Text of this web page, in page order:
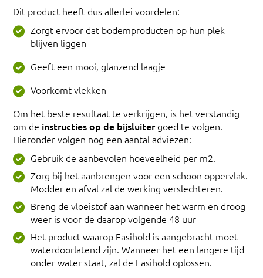
Dit product heeft dus allerlei voordelen:
Zorgt ervoor dat bodemproducten op hun plek
blijven liggen
Geeft een mooi, glanzend laagje
Voorkomt vlekken
Om het beste resultaat te verkrijgen, is het verstandig
om de instructies op de bijsluitergoed te volgen.
Hieronder volgen nog een aantal adviezen:
Gebruik de aanbevolen hoeveelheid per m2.
Zorg bij het aanbrengen voor een schoon oppervlak.
Modder en afval zal de werking verslechteren.
Breng de vloeistof aan wanneer het warm en droog
weer is voor de daarop volgende 48 uur
Het product waarop Easihold is aangebracht moet
waterdoorlatend zijn. Wanneer het een langere tijd
onder water staat, zal de Easihold oplossen.